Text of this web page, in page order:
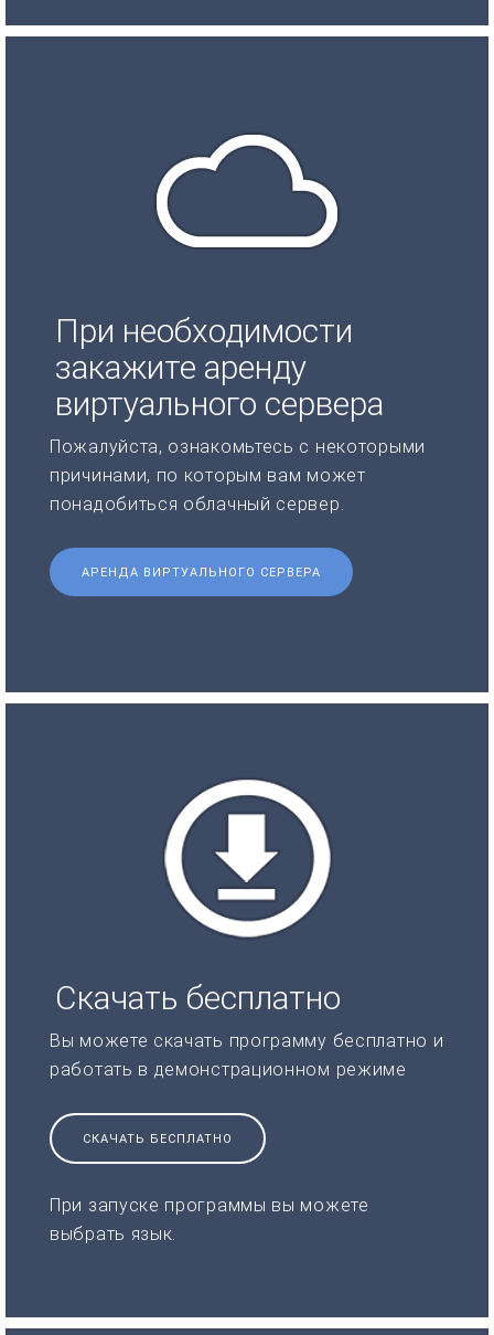
При необходимости
закажите аренду
виртуального сервера
Пожалуйста, ознакомьтесь с некоторыми
причинами, по которым вам может
понадобиться облачный сервер.
АРЕНДА ВИРТУАЛЬНОГО СЕРВЕРА
Скачать бесплатно
Вы можете скачать программу бесплатно и
работать в демонстрационном режиме
СКАЧАТЬ БЕСПЛАТНО
При запуске программы вы можете
выбрать язык.